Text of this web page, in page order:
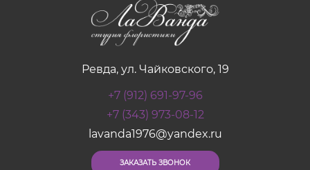
Ревда, ул. Чайковского, 19
+7 (912) 691-97-96
+7 (343) 973-08-12
lavanda1976@yandex.ru
ЗАКАЗАТЬ ЗВОНОК